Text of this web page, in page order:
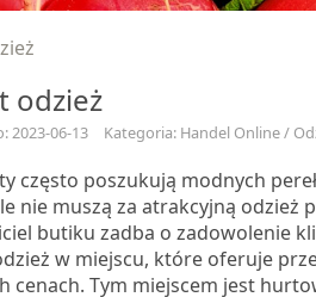
odzież
2023-06-13 Kategoria: Handel Online /
często poszukują modnych
nie muszą za atrakcyjną odzież
butiku zadba o zadowolenie
w miejscu, które oferuje
cenach. Tym miejscem jest